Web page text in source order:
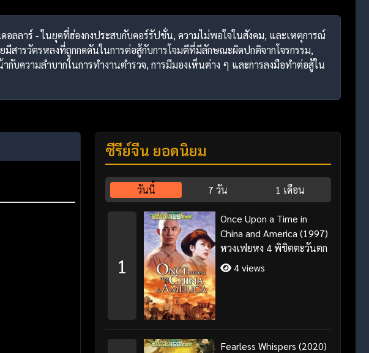
อลลาร์ - ในยุคที่ฮ่องกงประสบกับคอร์รัปชั่น, ความไม่พอใจในสังคม, และเหตุการณ์
มีสารวัตรหลงที่ถูกกดดันในการต่อสู้กับการโจมตีที่มีลักษณะผิดปกติจากโจรกรรม,
ความลำบากในการทำงานตำรวจ, การมีมองเห็นต่าง ๆ และการลงมือทำต่อสู้ใน
ซีรี่ย์จีน ยอดนิยม
วันนี้ 7 วัน 1 เดือน
1
Once Upon a Time in
China and America (1997)
หวงเฟยหง 4 พิชิตตะวันตก
4 views
Fearless Whispers (2020)